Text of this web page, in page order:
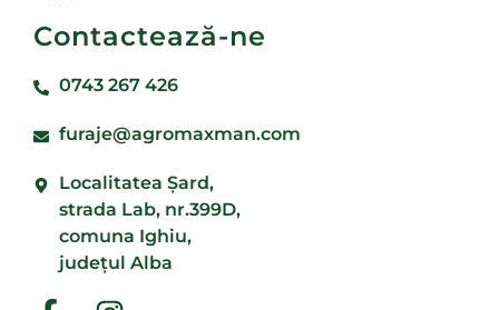
Contactează-ne
0743 267 426
furaje@agromaxman.com
Localitatea Şard,
strada Lab, nr.399D,
comuna Ighiu,
județul Alba